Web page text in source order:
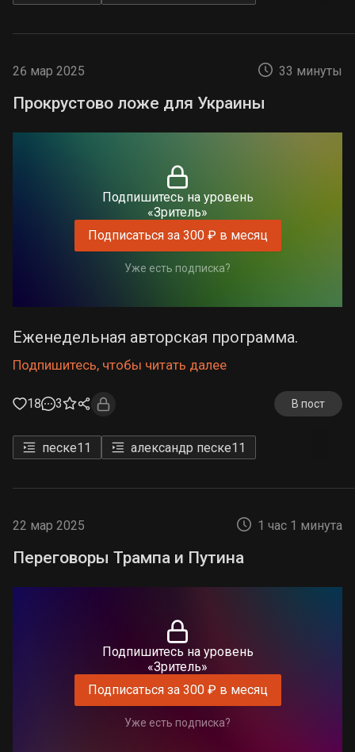
26 мар 2025 33 минуты
Прокрустово ложе для Украины
Подпишитесь на уровень
«Зритель»
Подписаться за 300 ₽ в месяц
Уже есть подписка?
Еженедельная авторская программа.
Подпишитесь, чтобы читать далее
18 3 В пост
песке11 александр песке11
22 мар 2025 1 час 1 минута
Переговоры Трампа и Путина
Подпишитесь на уровень
«Зритель»
Подписаться за 300 ₽ в месяц
Уже есть подписка?